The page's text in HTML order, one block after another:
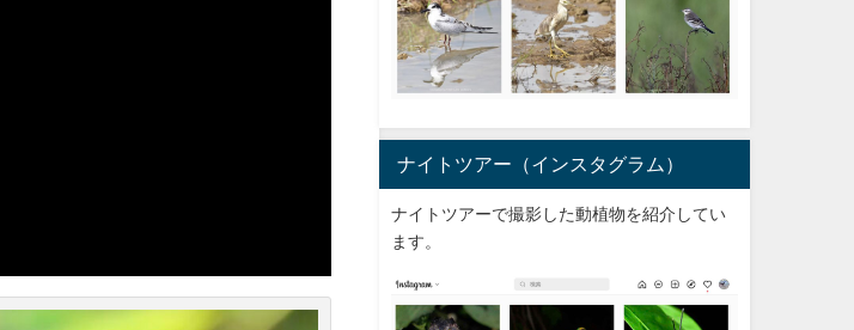
ナイトツアー（インスタグラム）
ナイトツアーで撮影した動植物を紹介してい
ます。